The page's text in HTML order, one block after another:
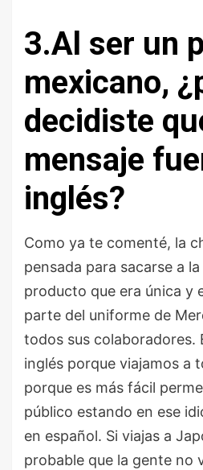
3.Al ser un
mexicano,
decidiste
mensaje
inglés?
Como ya te comenté, la
pensada para sacarse a
producto que era única y
parte del uniforme de
todos sus colaboradores.
inglés porque viajamos a
porque es más fácil
público estando en ese
en español. Si viajas a
probable que la gente no